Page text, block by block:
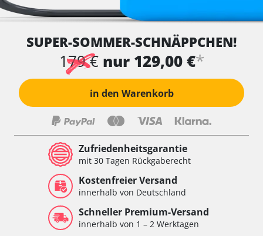
SUPER-SOMMER-SCHNÄPPCHEN!
179 € nur 129,00 €*
in den Warenkorb
Zufriedenheitsgarantie
mit 30 Tagen Rückgaberecht
Kostenfreier Versand
innerhalb von Deutschland
Schneller Premium-Versand
innerhalb von 1 – 2 Werktagen